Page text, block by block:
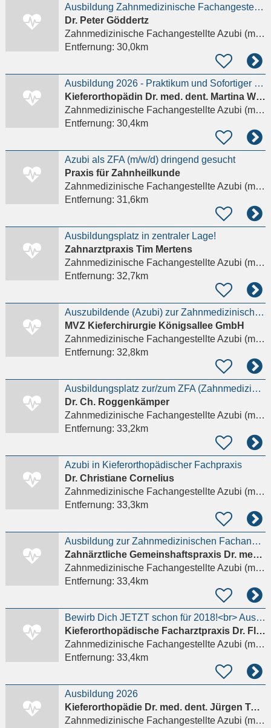
Ausbildung Zahnmedizinische Fachangestellte (m/w/d)
Dr. Peter Göddertz
Zahnmedizinische Fachangestellte Azubi (m/w/d)
Entfernung: 30,0km
Ausbildung 2026 - Praktikum und Sofortiger Einstieg mit einer EQ möglich!
Kieferorthopädin Dr. med. dent. Martina Weyers
Zahnmedizinische Fachangestellte Azubi (m/w/d)
Entfernung: 30,4km
Azubi als ZFA (m/w/d) dringend gesucht
Praxis für Zahnheilkunde
Zahnmedizinische Fachangestellte Azubi (m/w/d)
Entfernung: 31,6km
Ausbildungsplatz in zentraler Lage!
Zahnarztpraxis Tim Mertens
Zahnmedizinische Fachangestellte Azubi (m/w/d)
Entfernung: 32,7km
Auszubildende (Azubi) zur Zahnmedizinischen Fachangestellten ZFA (m/w/d)
MVZ Kieferchirurgie Königsallee GmbH
Zahnmedizinische Fachangestellte Azubi (m/w/d)
Entfernung: 32,8km
Ausbildungsplatz zur/zum ZFA (Zahnmedizinische/r Fachangestellte/r)
Dr. Ch. Roggenkämper
Zahnmedizinische Fachangestellte Azubi (m/w/d)
Entfernung: 33,2km
Azubi in Kieferorthopädischer Fachpraxis
Dr. Christiane Cornelius
Zahnmedizinische Fachangestellte Azubi (m/w/d)
Entfernung: 33,3km
Ausbildung zur Zahnmedizinischen Fachangestellten (w/m/d)
Zahnärztliche Gemeinshaftspraxis Dr. med. dent. Schreiner, MSc , Dr. med. dent. Detslkas, MSc
Zahnmedizinische Fachangestellte Azubi (m/w/d)
Entfernung: 33,4km
Bewirb Dich JETZT schon für 2018!<br> Ausbildungsplatz zum/zur: Zahnmedizinische Fachangestellte
Kieferorthopädische Facharztpraxis Dr. Fleddermann
Zahnmedizinische Fachangestellte Azubi (m/w/d)
Entfernung: 33,4km
Ausbildung 2026
Kieferorthopädie Dr. med. dent. Jürgen Tuch
Zahnmedizinische Fachangestellte Azubi (m/w/d)